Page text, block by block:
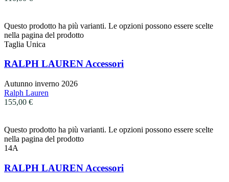
Questo prodotto ha più varianti. Le opzioni possono essere scelte
nella pagina del prodotto
Taglia Unica
RALPH LAUREN Accessori
Autunno inverno 2026
Ralph Lauren
155,00 €
Questo prodotto ha più varianti. Le opzioni possono essere scelte
nella pagina del prodotto
14A
RALPH LAUREN Accessori